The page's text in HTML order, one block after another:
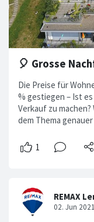
Die Preise für
% gestiegen – Ist
Verkauf zu machen?
dem Thema